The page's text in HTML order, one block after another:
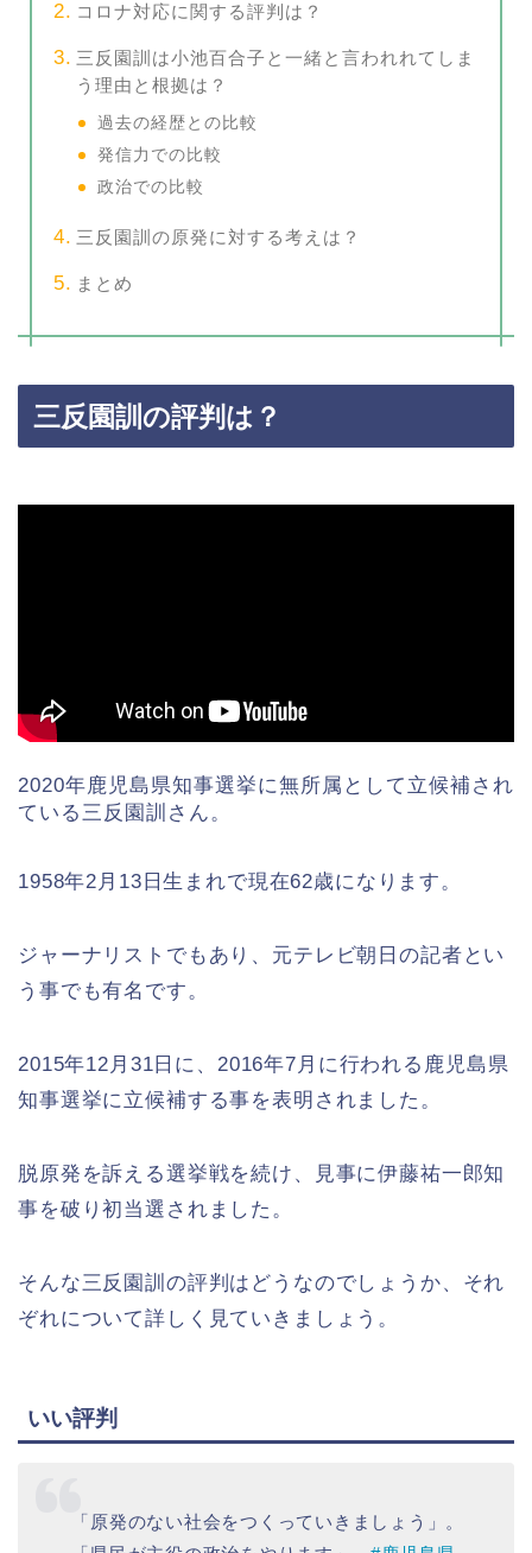
コロナ対応に関する評判は？
三反園訓は小池百合子と一緒と言われれてしま
う理由と根拠は？
過去の経歴との比較
発信力での比較
政治での比較
三反園訓の原発に対する考えは？
まとめ
三反園訓の評判は？
2020年鹿児島県知事選挙に無所属として立候補され
ている三反園訓さん。
1958年2月13日生まれで現在62歳になります。
ジャーナリストでもあり、元テレビ朝日の記者とい
う事でも有名です。
2015年12月31日に、2016年7月に行われる鹿児島県
知事選挙に立候補する事を表明されました。
脱原発を訴える選挙戦を続け、見事に伊藤祐一郎知
事を破り初当選されました。
そんな三反園訓の評判はどうなのでしょうか、それ
ぞれについて詳しく見ていきましょう。
いい評判
「原発のない社会をつくっていきましょう」。